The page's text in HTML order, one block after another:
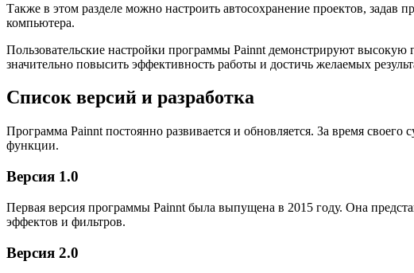
Также в этом разделе можно настроить автосохранение проектов,
компьютера.
Пользовательские настройки программы Painnt демонстрируют высокую
значительно повысить эффективность работы и достичь желаемых
Список версий и разработка
Программа Painnt постоянно развивается и обновляется. За время
функции.
Версия 1.0
Первая версия программы Painnt была выпущена в 2015 году. Она
эффектов и фильтров.
Версия 2.0